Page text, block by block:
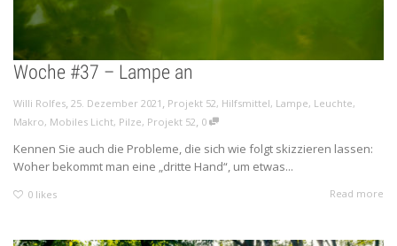
Woche #37 – Lampe an
Willi Rolfes, 25. Dezember 2021 , Projekt 52, Hilfsmittel, Lampe, Leuchte,
Makro, Mobiles Licht, Pilze, Projekt 52, 0
Kennen Sie auch die Probleme, die sich wie folgt skizzieren lassen:
Woher bekommt man eine „dritte Hand“, um etwas...
0 likes Read more